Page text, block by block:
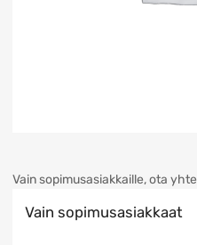
Vain sopimusasiakkaille, ota
Vain sopimusasiakkaat